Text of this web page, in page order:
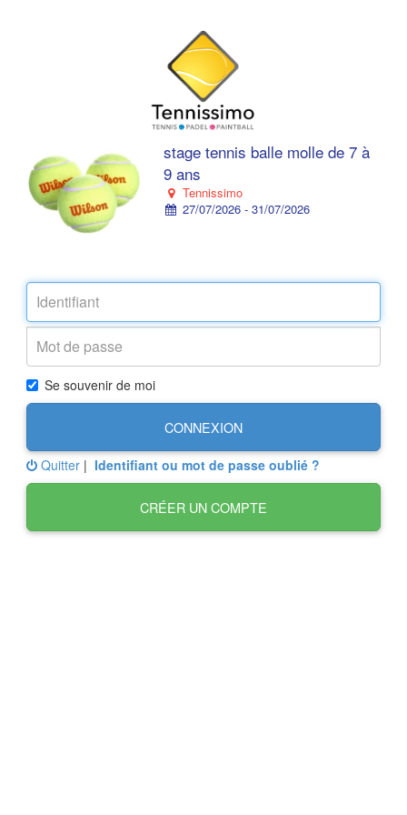
stage tennis balle molle de 7 à
9 ans
Tennissimo
27/07/2026 - 31/07/2026
Se souvenir de moi
CONNEXION
Quitter | Identifiant ou mot de passe oublié ?
CRÉER UN COMPTE